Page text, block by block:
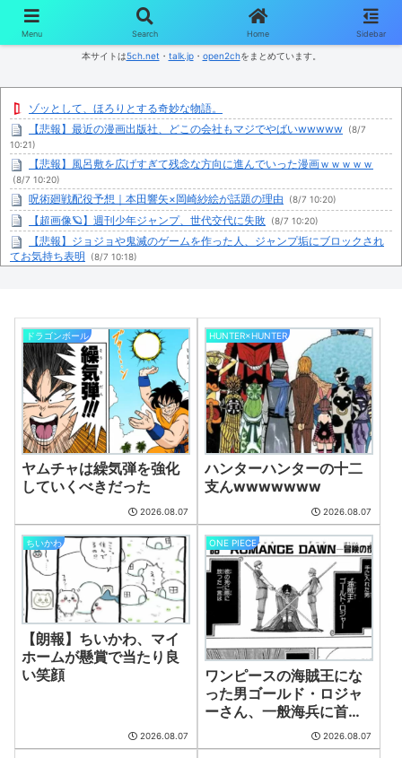
コンテンツへスキップ
本サイトは5ch.net ・ talk.jp・ open2chをまとめています。
ゾッとして、ほろりとする奇妙な物語。
【悲報】最近の漫画出版社、どこの会社もマジでやばいwwwww (8/7
10:21)
【悲報】風呂敷を広げすぎて残念な方向に進んでいった漫画ｗｗｗｗｗ
(8/7 10:20)
呪術廻戦配役予想｜本田響矢×岡崎紗絵が話題の理由 (8/7 10:20)
【超画像🪐】週刊少年ジャンプ、世代交代に失敗 (8/7 10:20)
【悲報】ジョジョや鬼滅のゲームを作った人、ジャンプ垢にブロックされ
てお気持ち表明
(8/7 10:18)
ユニクリ「水着シリーズ 西連寺春菜 ミューズカラーver.」1/4フィギュア
(8/7 10:10)
お前らずっと「今PC買うのは時期が悪い」って言ってないか？ (8/7 10:08)
【朗報】歴代の日本の全漫画TOP10、遂に確定するwwwww (8/7 10:05)
ヤムチャは繰気弾を強化していくべきだった (8/7 10:05)
シャニマスのアニメ、なぜか作られない (8/7 10:05)
最近の漫画出版社、どこの会社もマジでやばいwwwww (8/7 10:05)
【画像】漫画家・桂正和、最新のパンツ＆お尻のイラスト投稿にネット衝
撃「この質感の出し方」「実写かと思いました」
(8/7 10:04)
【急募】ぶっちゃけ「日本衰退の‘元凶’」だと思うモノ挙げろwwwwwww
【速報】ホロドリ「さくらみこ/星街すいせい」ガチャにて再びセルラン1
位達成！ (8/7 10:00)
ユニクリ「水着シリーズ ララ・サタリン・デビルーク 」1/4サイズフィギ
ュア
(8/7 10:00)
女子中学生をカッターナイフで脅し性的暴行か 56歳男を逮捕 (8/7 09:25)
【衝撃】プチプチで有名な川上産業、社名を「プチプチ株式会社」に変更
されるｗｗｗｗｗ
(8/7 09:18)
【決算】Switch 2好調、「トモコレわくわく生活」「ぽこ あ ポケモン」の
販売本数は？
福田雄一「新ケロロに福田組が出ます！」→爆死 ちいかわの監督「原作
【BLEACH】この人（？）極悪すぎない？
【ハンターハンター】作中最強だと思います (8/7 08:27)
ドラゴンボール
ヤムチャは繰気弾を強化
していくべきだった
2026.08.07
HUNTER×HUNTER
ハンターハンターの十二
支んwwwwwww
2026.08.07
ちいかわ
【朗報】ちいかわ、マイ
ホームが懸賞で当たり良
い笑顔
2026.08.07
ONE PIECE
ワンピースの海賊王にな
った男ゴールド・ロジャ
ーさん、一般海兵に首を
刎ねられただけで死ぬザ
コだった
2026.08.07
Menu Search Home Sidebar